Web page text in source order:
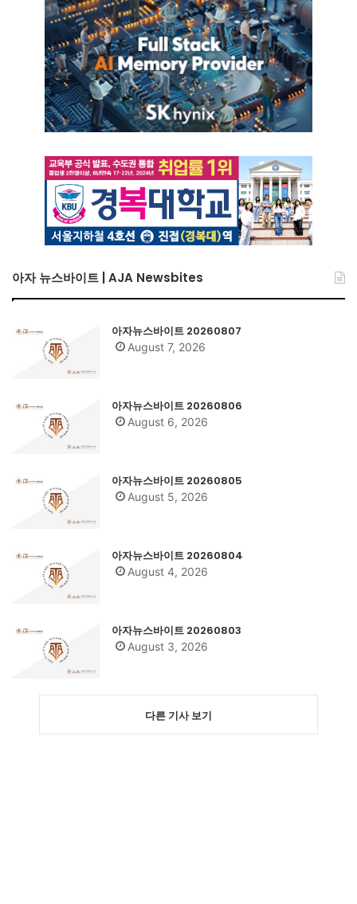
아자 뉴스바이트 | AJA Newsbites
아자뉴스바이트 20260807
August 7, 2026
아자뉴스바이트 20260806
August 6, 2026
아자뉴스바이트 20260805
August 5, 2026
아자뉴스바이트 20260804
August 4, 2026
아자뉴스바이트 20260803
August 3, 2026
다른 기사 보기